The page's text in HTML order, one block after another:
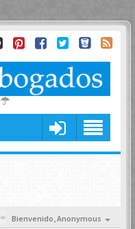
Bienvenido,Anonymous